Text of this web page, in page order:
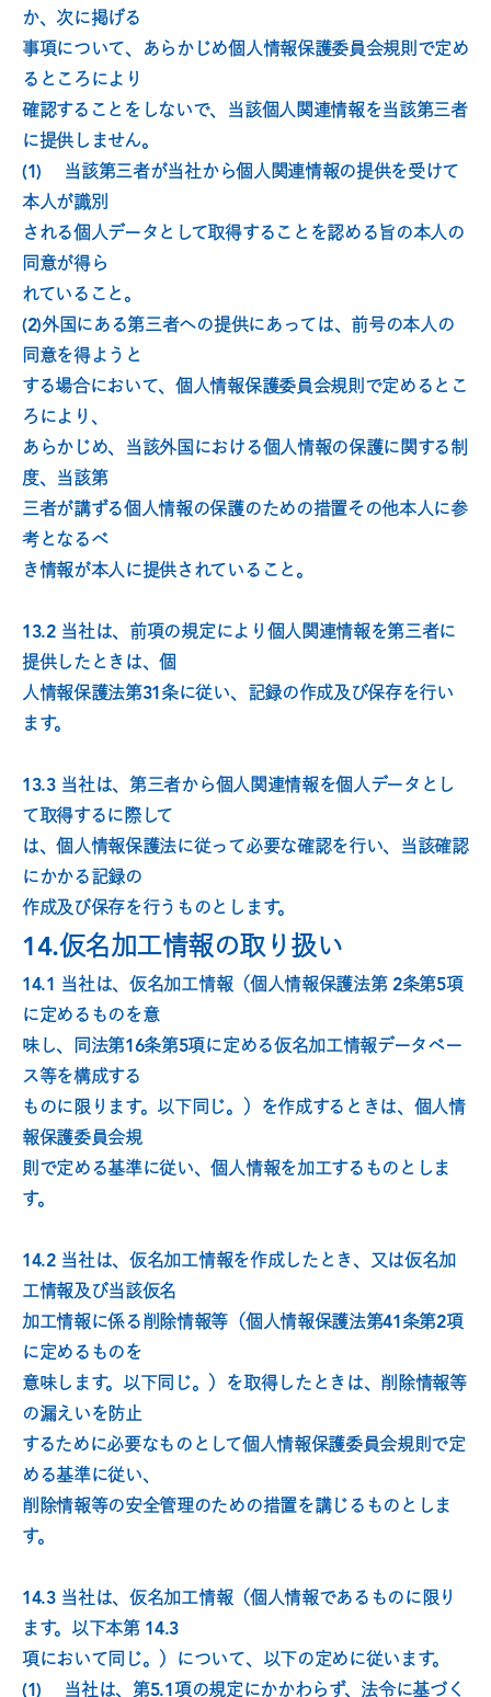
か、次に掲げる
事項について、あらかじめ個人情報保護委員会規則で定め
るところにより
確認することをしないで、当該個人関連情報を当該第三者
に提供しません。
(1)　 当該第三者が当社から個人関連情報の提供を受けて
本人が識別
される個人データとして取得することを認める旨の本人の
同意が得ら
れていること。
(2)外国にある第三者への提供にあっては、前号の本人の
同意を得ようと
する場合において、個人情報保護委員会規則で定めるとこ
ろにより、
あらかじめ、当該外国における個人情報の保護に関する制
度、当該第
三者が講ずる個人情報の保護のための措置その他本人に参
考となるべ
き情報が本人に提供されていること。
13.2 当社は、前項の規定により個人関連情報を第三者に
提供したときは、個
人情報保護法第31条に従い、記録の作成及び保存を行い
ます。
13.3 当社は、第三者から個人関連情報を個人データとし
て取得するに際して
は、個人情報保護法に従って必要な確認を行い、当該確認
にかかる記録の
作成及び保存を行うものとします。
14.仮名加工情報の取り扱い
14.1 当社は、仮名加工情報（個人情報保護法第 2条第5項
に定めるものを意
味し、同法第16条第5項に定める仮名加工情報データベー
ス等を構成する
ものに限ります。以下同じ。）を作成するときは、個人情
報保護委員会規
則で定める基準に従い、個人情報を加工するものとしま
す。
14.2 当社は、仮名加工情報を作成したとき、又は仮名加
工情報及び当該仮名
加工情報に係る削除情報等（個人情報保護法第41条第2項
に定めるものを
意味します。以下同じ。）を取得したときは、削除情報等
の漏えいを防止
するために必要なものとして個人情報保護委員会規則で定
める基準に従い、
削除情報等の安全管理のための措置を講じるものとしま
す。
14.3 当社は、仮名加工情報（個人情報であるものに限り
ます。以下本第 14.3
項において同じ。）について、以下の定めに従います。
(1)　 当社は、第5.1項の規定にかかわらず、法令に基づく